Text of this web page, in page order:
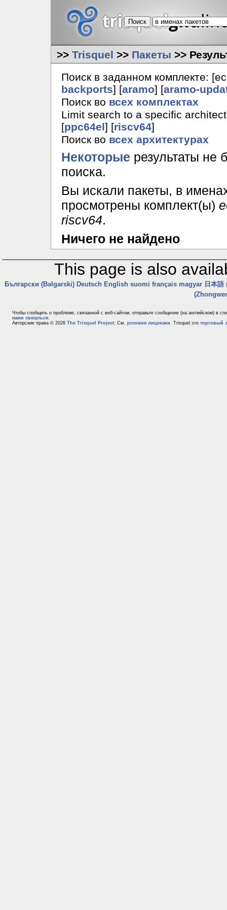
>>Trisquel >> Пакеты >>
Поиск в заданном комплекте:
backports] [aramo] [aramo-
Поиск во всех комплектах
Limit search to a specific
[ppc64el] [riscv64]
Поиск во всех архитектурах
Некоторые результаты не
поиска.
Вы искали пакеты, в
просмотрены комплект(ы)
riscv64.
Ничего не найдено
This page is also
Български (Bəlgarski) Deutsch English suomi français magyar 日本
Чтобы сообщить о проблеме, связанной с веб-сайтом, отправьте сообщение (на английском) в
нами связаться
Авторские права © 2026 The Trisquel Project; См. условия лицензии . Trisquel это торговый